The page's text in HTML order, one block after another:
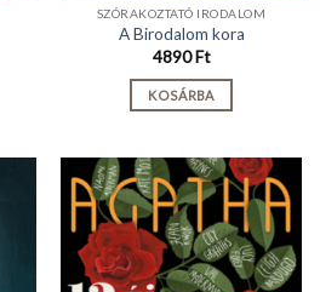
SZÓRAKOZTATÓ IRODALOM
A Birodalom kora
4890Ft
KOSÁRBA